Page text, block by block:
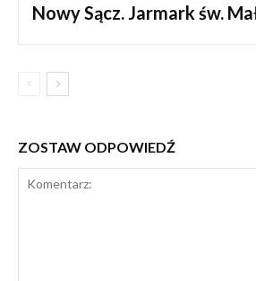
Nowy Sącz. Jarmark św.
ZOSTAW ODPOWIEDŹ